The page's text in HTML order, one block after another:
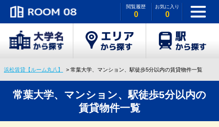
閲覧履歴
0
お気に入り
0
浜松賃貸【ルーム丸八】 常葉大学、マンション、駅徒歩5分以内の賃貸物件一覧
常葉大学、マンション、駅徒歩5分以内の
賃貸物件一覧